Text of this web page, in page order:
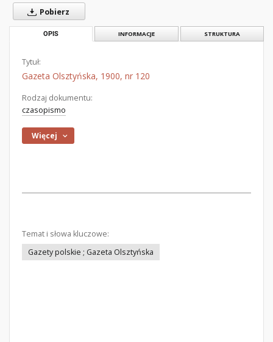
Pobierz
OPIS INFORMACJE STRUKTURA
Tytuł:
Gazeta Olsztyńska, 1900, nr 120
Rodzaj dokumentu:
czasopismo
Więcej
Temat i słowa kluczowe:
Gazety polskie ; Gazeta Olsztyńska